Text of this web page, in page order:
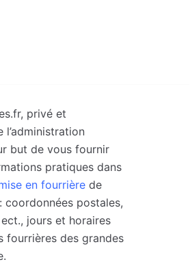
privé et
l’administration
but de vous fournir
pratiques dans
en fourrière de
coordonnées postales,
jours et horaires
fourrières des grandes